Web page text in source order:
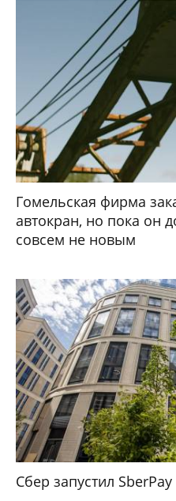
Гомельская фирма
автокран, но пока он
совсем не новым
Сбер запустил